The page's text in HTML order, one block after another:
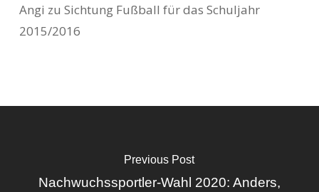
Angi zu Sichtung Fußball für das Schuljahr
2015/2016
Previous Post
Nachwuchssportler-Wahl 2020: Anders,